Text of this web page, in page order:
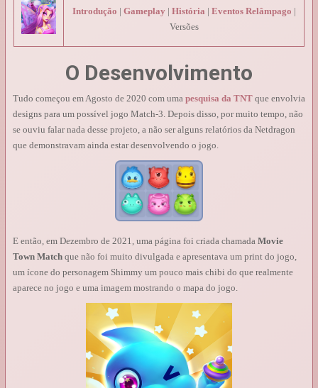
Introdução | Gameplay | História | Eventos Relâmpago |
Versões
O Desenvolvimento
Tudo começou em Agosto de 2020 com uma pesquisa da TNT que envolvia
designs para um possível jogo Match-3. Depois disso, por muito tempo, não
se ouviu falar nada desse projeto, a não ser alguns relatórios da Netdragon
que demonstravam ainda estar desenvolvendo o jogo.
E então, em Dezembro de 2021, uma página foi criada chamada Movie
Town Match que não foi muito divulgada e apresentava um print do jogo,
um ícone do personagem Shimmy um pouco mais chibi do que realmente
aparece no jogo e uma imagem mostrando o mapa do jogo.